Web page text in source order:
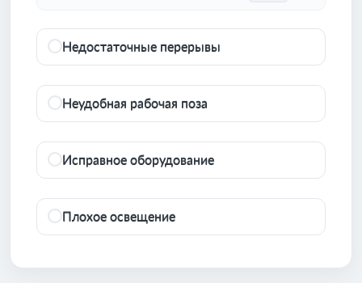
Недостаточные перерывы
Неудобная рабочая поза
Исправное оборудование
Плохое освещение